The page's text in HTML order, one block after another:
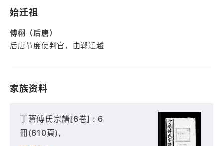
始迁祖
傅栩（后唐）
后唐节度使判官，由郸迁越
家族资料
丁蒼傅氏宗譜[6卷] : 6
冊(610頁),